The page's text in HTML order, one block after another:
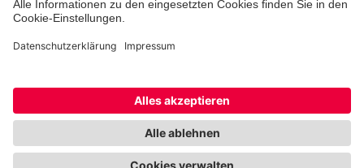
Cookie-Einstellungen Datenschutz Barrierefreiheit
Impressum Kontakt Widerruf